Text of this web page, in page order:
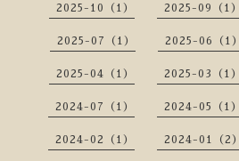
2025-10（1） 2025-09（1）
2025-07（1） 2025-06（1）
2025-04（1） 2025-03（1）
2024-07（1） 2024-05（1）
2024-02（1） 2024-01（2）